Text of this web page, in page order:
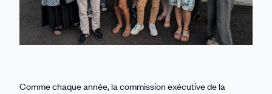
Comme chaque année, la commission exécutive de la